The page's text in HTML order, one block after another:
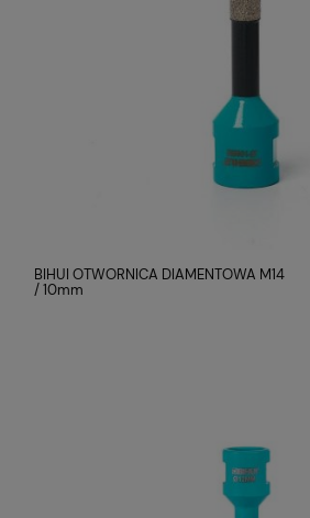
BIHUI OTWORNICA DIAMENTOWA M14
/ 10mm